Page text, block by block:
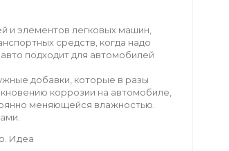
и элементов легковых машин,
средств, когда надо
подходит для автомобилей
добавки, которые в разы
коррозии на автомобиле,
меняющейся влажностью.
Идеа